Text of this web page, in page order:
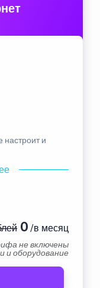
настроит и
0 /в месяц
не включены
и оборудование